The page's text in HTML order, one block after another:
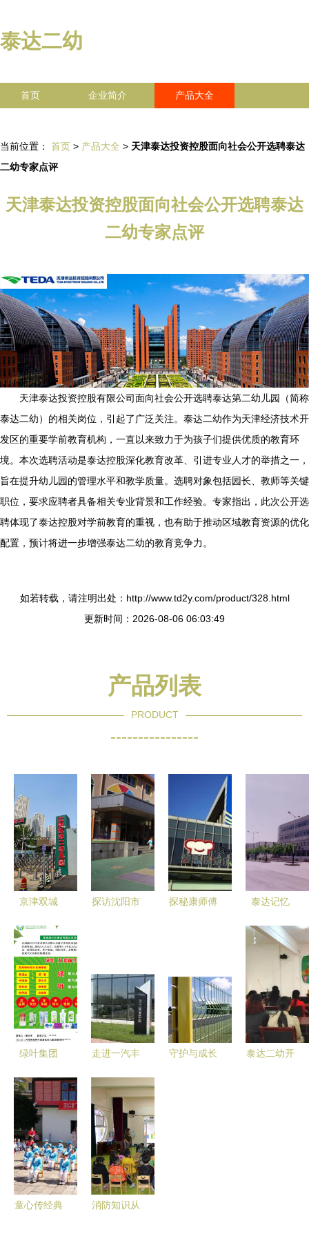
泰达二幼
首页 企业简介 产品大全
当前位置： 首页 > 产品大全 > 天津泰达投资控股面向社会公开选聘泰达
二幼专家点评
天津泰达投资控股面向社会公开选聘泰达
二幼专家点评
天津泰达投资控股有限公司面向社会公开选聘泰达第二幼儿园（简称
泰达二幼）的相关岗位，引起了广泛关注。泰达二幼作为天津经济技术开
发区的重要学前教育机构，一直以来致力于为孩子们提供优质的教育环
境。本次选聘活动是泰达控股深化教育改革、引进专业人才的举措之一，
旨在提升幼儿园的管理水平和教学质量。选聘对象包括园长、教师等关键
职位，要求应聘者具备相关专业背景和工作经验。专家指出，此次公开选
聘体现了泰达控股对学前教育的重视，也有助于推动区域教育资源的优化
配置，预计将进一步增强泰达二幼的教育竞争力。
如若转载，请注明出处：http://www.td2y.com/product/328.html
更新时间：2026-08-06 06:03:49
产品列表
PRODUCT
----------------
京津双城
秋光——记
泰达二幼的
快乐秋日之
旅
探访沈阳市
幼） 以爱
育爱，泽润
童心
探秘康师傅
泰达记忆
达二幼的愉
快时光
绿叶集团
幼，共筑健
康成长新篇
章
走进一汽丰
产打造高品
质好车
守护与成长
泰达二幼开
童心传经典
消防知识从